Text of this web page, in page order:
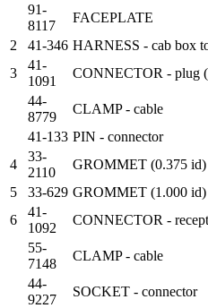
91-
8117
FACEPLATE
2
41-346 HARNESS - cab box
3
41-
1091
CONNECTOR - plug
44-
8779
CLAMP - cable
41-133 PIN - connector
4
33-
2110
GROMMET (0.375 id)
5
33-629 GROMMET (1.000 id)
6
41-
1092
CONNECTOR -
55-
7148
CLAMP - cable
44-
9227
SOCKET - connector